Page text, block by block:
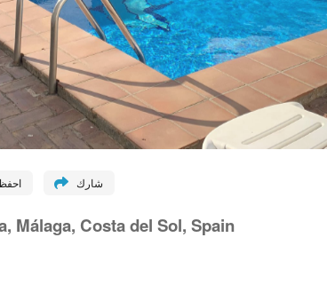
احفظ شارك
Málaga, Costa del Sol, Spain